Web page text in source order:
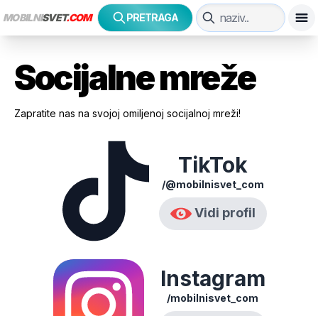
MOBILNISVET.COM PRETRAGA
Socijalne mreže
Zapratite nas na svojoj omiljenoj socijalnoj mreži!
TikTok
/@mobilnisvet_com
Vidi profil
Instagram
/mobilnisvet_com